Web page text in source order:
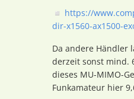
◽ https://
dir-x1560-ax1500-
Da andere Händler
derzeit sonst mind.
dieses MU-MIMO-
Funkamateur hier